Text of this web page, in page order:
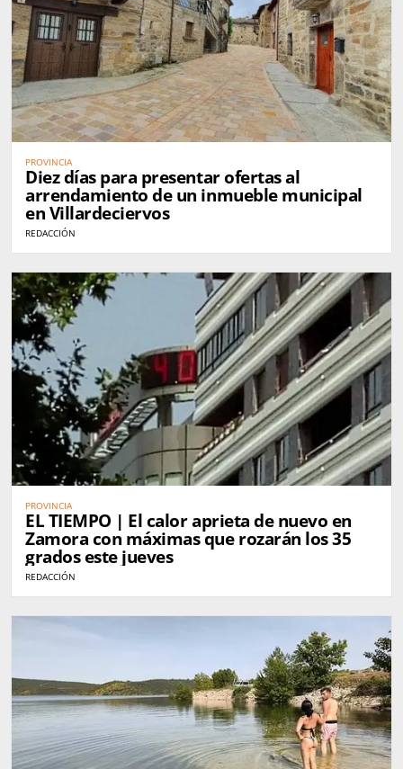
PROVINCIA
Diez días para presentar ofertas al
arrendamiento de un inmueble municipal
en Villardeciervos
REDACCIÓN
PROVINCIA
EL TIEMPO | El calor aprieta de nuevo en
Zamora con máximas que rozarán los 35
grados este jueves
REDACCIÓN